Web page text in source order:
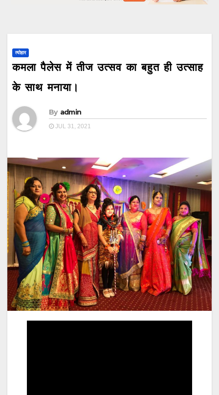
त्योहार
कमला पैलेस में तीज उत्सव का बहुत ही उत्साह
के साथ मनाया।
By admin
JUL 31, 2021